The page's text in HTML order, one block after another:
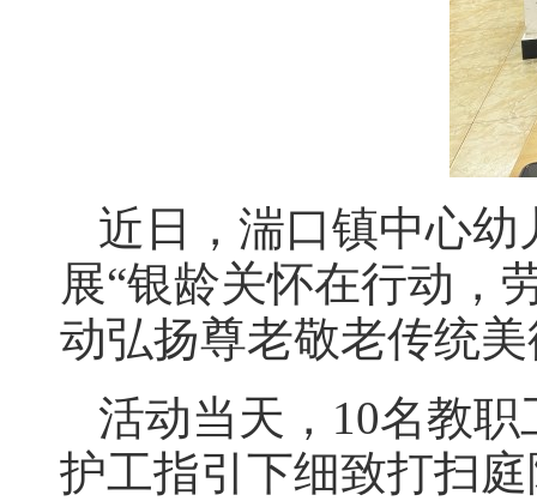
近日，湍口镇中心
展“银龄关怀在行动，
动弘扬尊老敬老传统
活动当天，10名教职
护工指引下细致打扫